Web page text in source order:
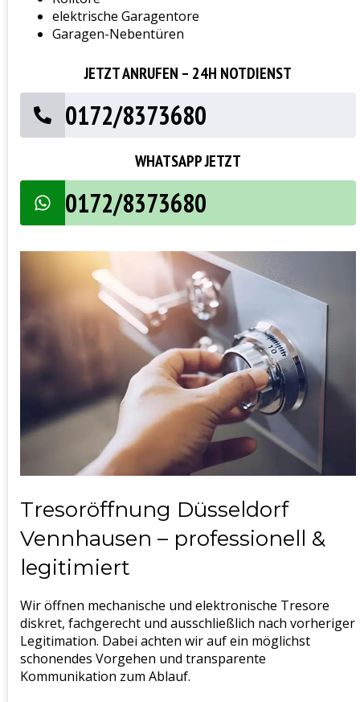
elektrische Garagentore
Garagen-Nebentüren
JETZT ANRUFEN – 24H NOTDIENST
0172/8373680
WHATSAPP JETZT
0172/8373680
Tresoröffnung Düsseldorf
Vennhausen – professionell &
legitimiert
Wir öffnen mechanische und elektronische Tresore
diskret, fachgerecht und ausschließlich nach vorheriger
Legitimation. Dabei achten wir auf ein möglichst
schonendes Vorgehen und transparente
Kommunikation zum Ablauf.